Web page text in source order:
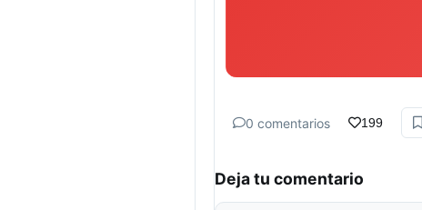
0 comentarios 199
Deja tu comentario